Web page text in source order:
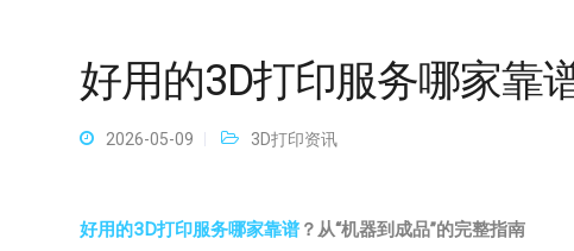
好用的3D打印服务哪家靠
2026-05-09 3D打印资讯
好用的3D打印服务哪家靠谱 ？从“机器到成品”的完整指南